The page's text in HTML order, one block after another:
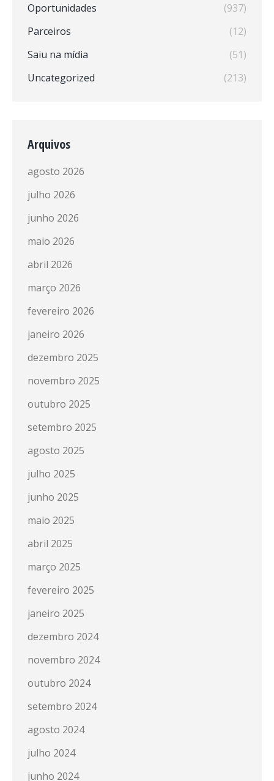
Oportunidades
(937)
Parceiros
(12)
Saiu na mídia
(51)
Uncategorized
(213)
Arquivos
agosto 2026
julho 2026
junho 2026
maio 2026
abril 2026
março 2026
fevereiro 2026
janeiro 2026
dezembro 2025
novembro 2025
outubro 2025
setembro 2025
agosto 2025
julho 2025
junho 2025
maio 2025
abril 2025
março 2025
fevereiro 2025
janeiro 2025
dezembro 2024
novembro 2024
outubro 2024
setembro 2024
agosto 2024
julho 2024
junho 2024